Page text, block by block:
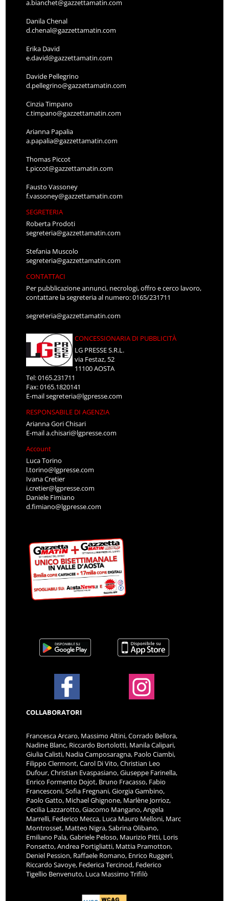
a.bianchet@gazzettamatin.com
Danila Chenal
d.chenal@gazzettamatin.com
Erika David
e.david@gazzettamatin.com
Davide Pellegrino
d.pellegrino@gazzettamatin.com
Cinzia Timpano
c.timpano@gazzettamatin.com
Arianna Papalia
a.papalia@gazzettamatin.com
Thomas Piccot
t.piccot@gazzettamatin.com
Fausto Vassoney
f.vassoney@gazzettamatin.com
SEGRETERIA
Roberta Prodoti
segreteria@gazzettamatin.com
Stefania Muscolo
segreteria@gazzettamatin.com
CONTATTACI
Per pubblicazione annunci, necrologi, offro e cerco lavoro,
contattare la segreteria al numero: 0165/231711
segreteria@gazzettamatin.com
CONCESSIONARIA DI PUBBLICITÀ
LG PRESSE S.R.L.
via Festaz, 52
11100 AOSTA
Tel: 0165.231711
Fax: 0165.1820141
E-mailsegreteria@lgpresse.com
RESPONSABILE DI AGENZIA
Arianna Gori Chisari
E-maila.chisari@lgpresse.com
Account
Luca Torino
l.torino@lgpresse.com
Ivana Cretier
i.cretier@lgpresse.com
Daniele Fimiano
d.fimiano@lgpresse.com
COLLABORATORI
Francesca Arcaro, Massimo Altini, Corrado Bellora,
Nadine Blanc, Riccardo Bortolotti, Manila Calipari,
Giulia Calisti, Nadia Camposaragna, Paolo Ciambi,
Filippo Clermont, Carol Di Vito, Christian Leo
Dufour, Christian Evaspasiano, Giuseppe Farinella,
Enrico Formento Dojot, Bruno Fracasso, Fabio
Francesconi, Sofia Fregnani, Giorgia Gambino,
Paolo Gatto, Michael Ghignone, Marlène Jorrioz,
Cecilia Lazzarotto, Giacomo Mangano, Angela
Marrelli, Federico Mecca, Luca Mauro Melloni, Marc
Montrosset, Matteo Nigra, Sabrina Olibano,
Emiliano Pala, Gabriele Peloso, Maurizio Pitti, Loris
Ponsetto, Andrea Portigliatti, Mattia Pramotton,
Deniel Pession, Raffaele Romano, Enrico Ruggeri,
Riccardo Savoye, Federica Tercinod, Federico
Tigellio Benvenuto, Luca Massimo Trifilò